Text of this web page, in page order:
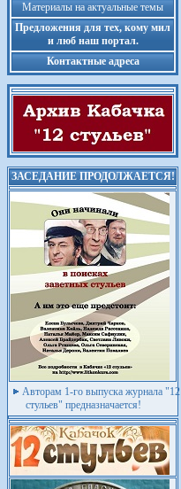
Материалы на актуальные темы
Предложения для тех, кому мил
и люб наш портал.
Контактные адреса
ЗАСЕДАНИЕ ПРОДОЛЖАЕТСЯ!
Авторам 1-го выпуска журнала "12
стульев" предназначается!